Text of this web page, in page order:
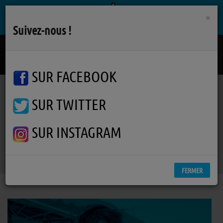
Podcasts Penser local : un enjeu de société
Penser local : un enjeu de
société
×
Suivez-nous !
SUR FACEBOOK
SUR TWITTER
SUR INSTAGRAM
FERMER